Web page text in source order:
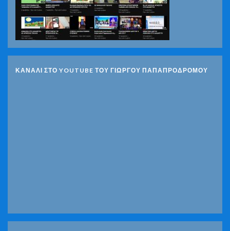
ΚΑΝΑΛΙ ΣΤΟ YOUTUBE ΤΟΥ ΓΙΩΡΓΟΥ ΠΑΠΑΠΡΟΔΡΟΜΟΥ